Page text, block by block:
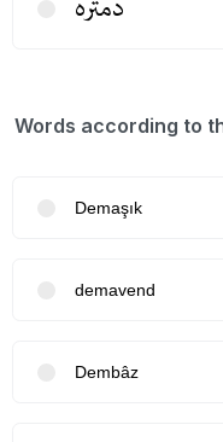
دمتره
Words according to
Demaşık
demavend
Dembâz